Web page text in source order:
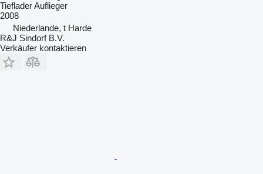
Tieflader Auflieger
2008
Niederlande, t Harde
R&J Sindorf B.V.
Verkäufer kontaktieren